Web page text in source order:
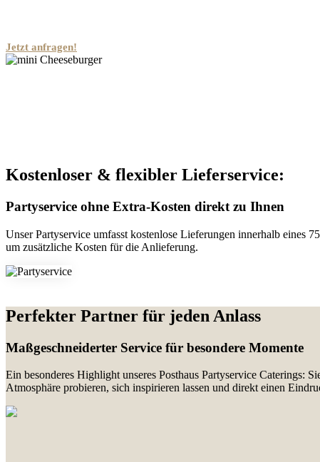
Jetzt anfragen!
Kostenloser & flexibler Lieferservice:
Partyservice ohne Extra-Kosten direkt zu Ihnen
Unser Partyservice umfasst kostenlose Lieferungen innerhalb eines
um zusätzliche Kosten für die Anlieferung.
Perfekter Partner für jeden Anlass
Maßgeschneiderter Service für besondere Momente
Ein besonderes Highlight unseres Posthaus Partyservice Caterings:
Atmosphäre probieren, sich inspirieren lassen und direkt einen